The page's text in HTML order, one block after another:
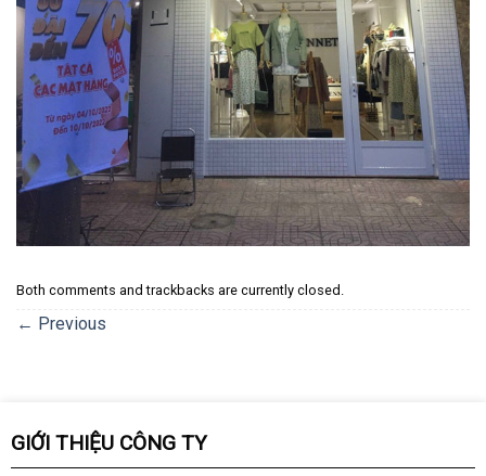
Both comments and trackbacks are currently closed.
← Previous
GIỚI THIỆU CÔNG TY